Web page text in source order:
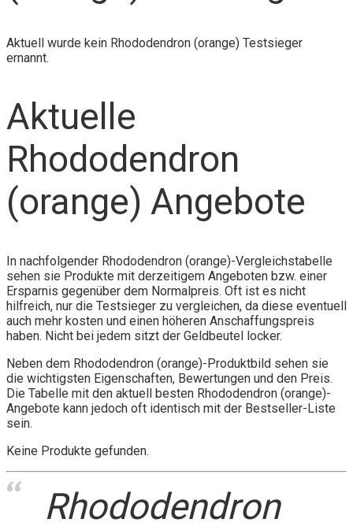
Aktuell wurde kein Rhododendron (orange) Testsieger
ernannt.
Aktuelle
Rhododendron
(orange) Angebote
In nachfolgender Rhododendron (orange)-Vergleichstabelle
sehen sie Produkte mit derzeitigem Angeboten bzw. einer
Ersparnis gegenüber dem Normalpreis. Oft ist es nicht
hilfreich, nur die Testsieger zu vergleichen, da diese eventuell
auch mehr kosten und einen höheren Anschaffungspreis
haben. Nicht bei jedem sitzt der Geldbeutel locker.
Neben dem Rhododendron (orange)-Produktbild sehen sie
die wichtigsten Eigenschaften, Bewertungen und den Preis.
Die Tabelle mit den aktuell besten Rhododendron (orange)-
Angebote kann jedoch oft identisch mit der Bestseller-Liste
sein.
Keine Produkte gefunden.
Rhododendron